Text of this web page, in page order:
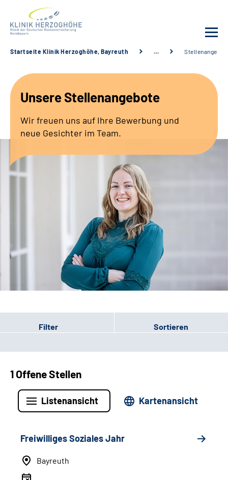
Leistungsangebot
Fachbereiche
Service
Leichte Sprache
Gebärdensprache
Patienten-Login
Startseite Klinik Herzoghöhe, Bayreuth …
Unsere Stellenangebote
Wir freuen uns auf Ihre Bewerbung und
neue Gesichter im Team.
Filter Sortieren
1 Offene Stellen
Listenansicht Kartenansicht
Freiwilliges Soziales Jahr
Bayreuth